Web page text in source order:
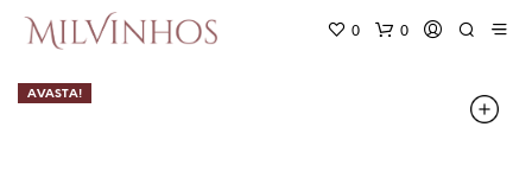
0 0
AVASTA!